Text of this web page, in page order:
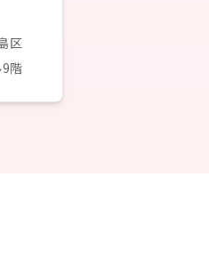
区
階